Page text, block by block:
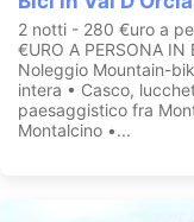
2 notti - 280 €uro a
€URO A PERSONA IN
Noleggio Mountain-
intera • Casco,
paesaggistico fra
Montalcino •...